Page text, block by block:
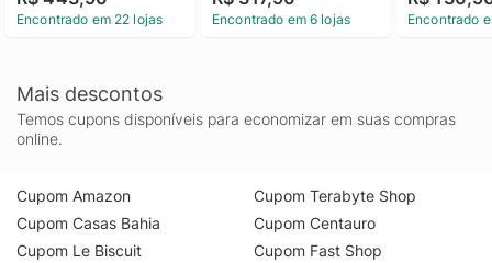
Encontrado em 22 lojas Encontrado em 6 lojas Encontrado
Mais descontos
Temos cupons disponíveis para economizar em suas compras
online.
Cupom Amazon
Cupom Casas Bahia
Cupom Le Biscuit
Cupom Terabyte Shop
Cupom Centauro
Cupom Fast Shop